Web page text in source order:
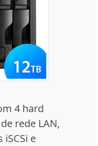
4 hard
rede LAN,
e